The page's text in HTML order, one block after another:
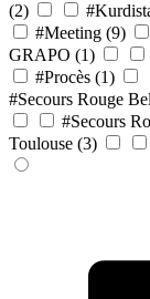
(2)
#Meeting (9)
GRAPO (1)
#Procès (1)
#Secours Rouge
#Secours
Toulouse (3)